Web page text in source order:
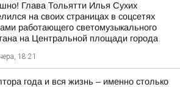
Глава Тольятти Илья Сухих
на своих страницах в соцсетях
работающего светомузыкального
на Центральной площади города
18:21
года и вся жизнь – именно столько